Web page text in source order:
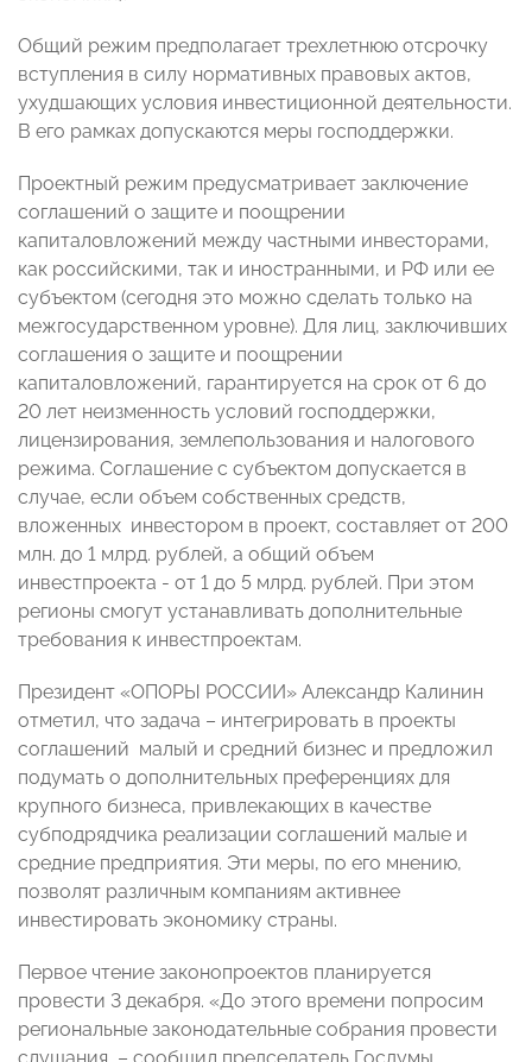
Общий режим предполагает трехлетнюю отсрочку
вступления в силу нормативных правовых актов,
ухудшающих условия инвестиционной деятельности.
В его рамках допускаются меры господдержки.
Проектный режим предусматривает заключение
соглашений о защите и поощрении
капиталовложений между частными инвесторами,
как российскими, так и иностранными, и РФ или ее
субъектом (сегодня это можно сделать только на
межгосударственном уровне). Для лиц, заключивших
соглашения о защите и поощрении
капиталовложений, гарантируется на срок от 6 до
20 лет неизменность условий господдержки,
лицензирования, землепользования и налогового
режима. Соглашение с субъектом допускается в
случае, если объем собственных средств,
вложенных инвестором в проект, составляет от 200
млн. до 1 млрд. рублей, а общий объем
инвестпроекта - от 1 до 5 млрд. рублей. При этом
регионы смогут устанавливать дополнительные
требования к инвестпроектам.
Президент «ОПОРЫ РОССИИ» Александр Калинин
отметил, что задача – интегрировать в проекты
соглашений малый и средний бизнес и предложил
подумать о дополнительных преференциях для
крупного бизнеса, привлекающих в качестве
субподрядчика реализации соглашений малые и
средние предприятия. Эти меры, по его мнению,
позволят различным компаниям активнее
инвестировать экономику страны.
Первое чтение законопроектов планируется
провести 3 декабря. «До этого времени попросим
региональные законодательные собрания провести